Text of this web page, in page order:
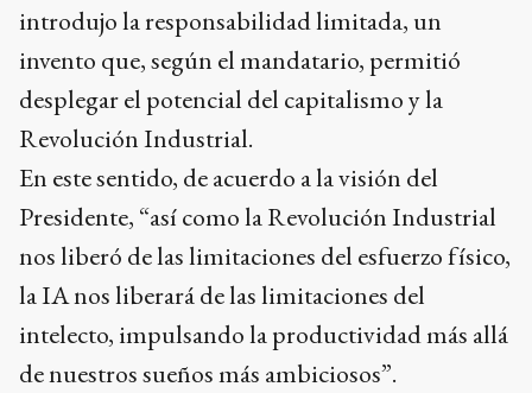
introdujo la responsabilidad limitada, un
invento que, según el mandatario, permitió
desplegar el potencial del capitalismo y la
Revolución Industrial.
En este sentido, de acuerdo a la visión del
Presidente, “así como la Revolución Industrial
nos liberó de las limitaciones del esfuerzo físico,
la IA nos liberará de las limitaciones del
intelecto, impulsando la productividad más allá
de nuestros sueños más ambiciosos”.